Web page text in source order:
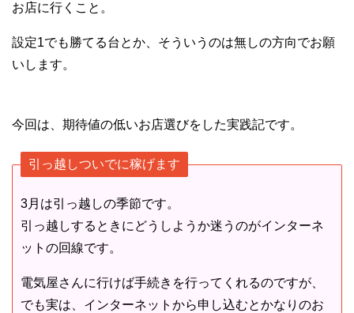
お店に行くこと。
設定1でも勝てる台とか、そういうのは無しの方向でお願
いします。
今回は、期待値の低いお店選びをした実践記です。
引っ越しついでに稼げます
3月は引っ越しの季節です。
引っ越しするときにどうしようか迷うのがインターネ
ットの回線です。
電気屋さんに行けば手続きを行ってくれるのですが、
でも実は、インターネットから申し込むとかなりのお